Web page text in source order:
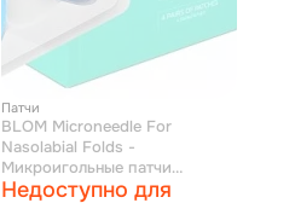
Патчи
BLOM Microneedle For
Nasolabial Folds -
Микроигольные патчи
"лакрица" для носогубных
Недоступно для